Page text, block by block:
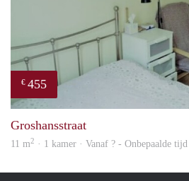
€ 455
Groshansstraat
11 m2 · 1 kamer · Vanaf ? - Onbepaalde tijd